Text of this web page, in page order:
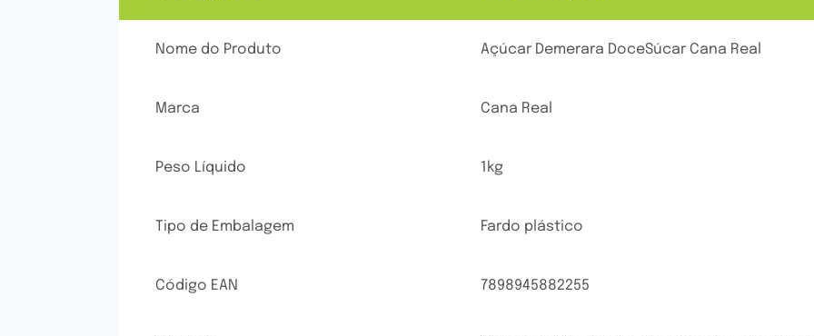
Nome do Produto Açúcar Demerara DoceSúcar Cana Real
Marca Cana Real
Peso Líquido 1kg
Tipo de Embalagem Fardo plástico
Código EAN 7898945882255